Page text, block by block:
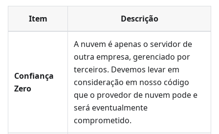
Item Descrição
Confiança
Zero
A nuvem é apenas o servidor de
outra empresa, gerenciado por
terceiros. Devemos levar em
consideração em nosso código
que o provedor de nuvem pode e
será eventualmente
comprometido.